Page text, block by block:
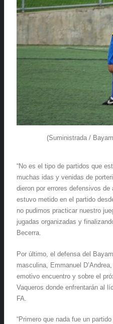
(Suministrada /
“No es el tipo de partidos que
muchas idas y venidas de
dieron por errores defensivos
estuvo metido en el partido
no pudimos practicar nuestro
jugadas organizadas y
Becerra.
Por último, el defensa del
masculina, Emmanuel
emotivo encuentro y sobre el
Vaqueros donde enfrentarán al
FA.
“Primero que nada fue un